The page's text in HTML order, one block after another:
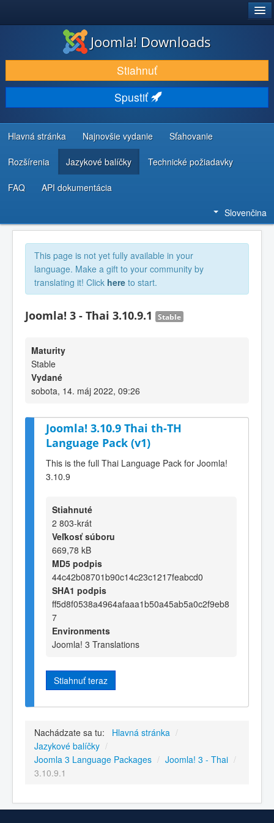
STIAHNUŤ & ROZŠÍRIŤ
OBJAVUJTE & UČTE SA
KOMUNITA & PODPORA
ZDROJE INFORMÁCIÍ PRE VÝVOJÁROV
Joomla! Downloads
Stiahnuť
Spustiť
Hlavná stránka Najnovšie vydanie Sťahovanie
Rozšírenia Jazykové balíčky Technické požiadavky
FAQ API dokumentácia
Slovenčina
This page is not yet fully available in your
language. Make a gift to your community by
translating it! Click here to start.
Joomla! 3 - Thai 3.10.9.1 Stable
Maturity
Stable
Vydané
sobota, 14. máj 2022, 09:26
Joomla! 3.10.9 Thai th-TH
Language Pack (v1)
This is the full Thai Language Pack for Joomla!
3.10.9
Stiahnuté
2 803-krát
Veľkosť súboru
669,78 kB
MD5 podpis
44c42b08701b90c14c23c1217feabcd0
SHA1 podpis
ff5d8f0538a4964afaaa1b50a45ab5a0c2f9eb8
7
Environments
Joomla! 3 Translations
Stiahnuť teraz
Nachádzate sa tu: Hlavná stránka /
Jazykové balíčky /
Joomla 3 Language Packages / Joomla! 3 - Thai /
3.10.9.1